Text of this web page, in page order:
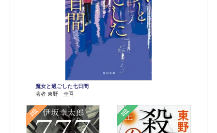
魔女と過ごした七日間
著者 東野 圭吾
2位 3位